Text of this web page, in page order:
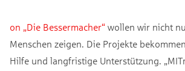
on „Die Bessermacher“ wollen wir nicht
Menschen zeigen. Die Projekte
Hilfe und langfristige Unterstützung.